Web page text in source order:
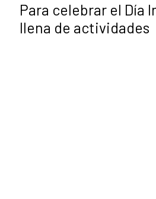
Para celebrar el Día
llena de actividades